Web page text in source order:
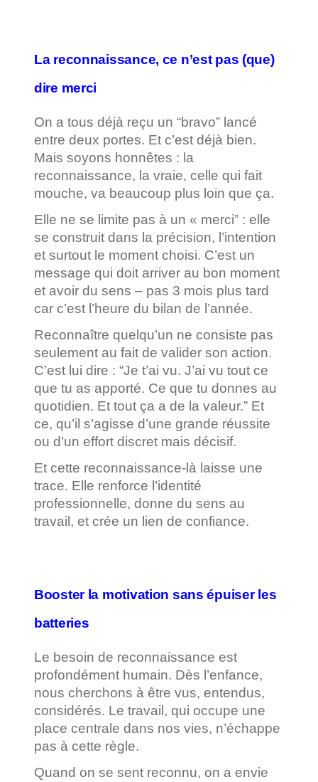
La reconnaissance, ce n’est pas (que)
dire merci
On a tous déjà reçu un “bravo” lancé
entre deux portes. Et c’est déjà bien.
Mais soyons honnêtes : la
reconnaissance, la vraie, celle qui fait
mouche, va beaucoup plus loin que ça.
Elle ne se limite pas à un « merci” : elle
se construit dans la précision, l’intention
et surtout le moment choisi. C’est un
message qui doit arriver au bon moment
et avoir du sens – pas 3 mois plus tard
car c’est l’heure du bilan de l’année.
Reconnaître quelqu’un ne consiste pas
seulement au fait de valider son action.
C’est lui dire : “Je t’ai vu. J’ai vu tout ce
que tu as apporté. Ce que tu donnes au
quotidien. Et tout ça a de la valeur.” Et
ce, qu’il s’agisse d’une grande réussite
ou d’un effort discret mais décisif.
Et cette reconnaissance-là laisse une
trace. Elle renforce l’identité
professionnelle, donne du sens au
travail, et crée un lien de confiance.
Booster la motivation sans épuiser les
batteries
Le besoin de reconnaissance est
profondément humain. Dès l’enfance,
nous cherchons à être vus, entendus,
considérés. Le travail, qui occupe une
place centrale dans nos vies, n’échappe
pas à cette règle.
Quand on se sent reconnu, on a envie